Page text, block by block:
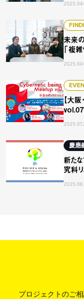
未来
「複
未来の「普通」
【大
vol.07
【大阪・関西万
慶應
新た
究科
新たなブランド
プロジェクトのご